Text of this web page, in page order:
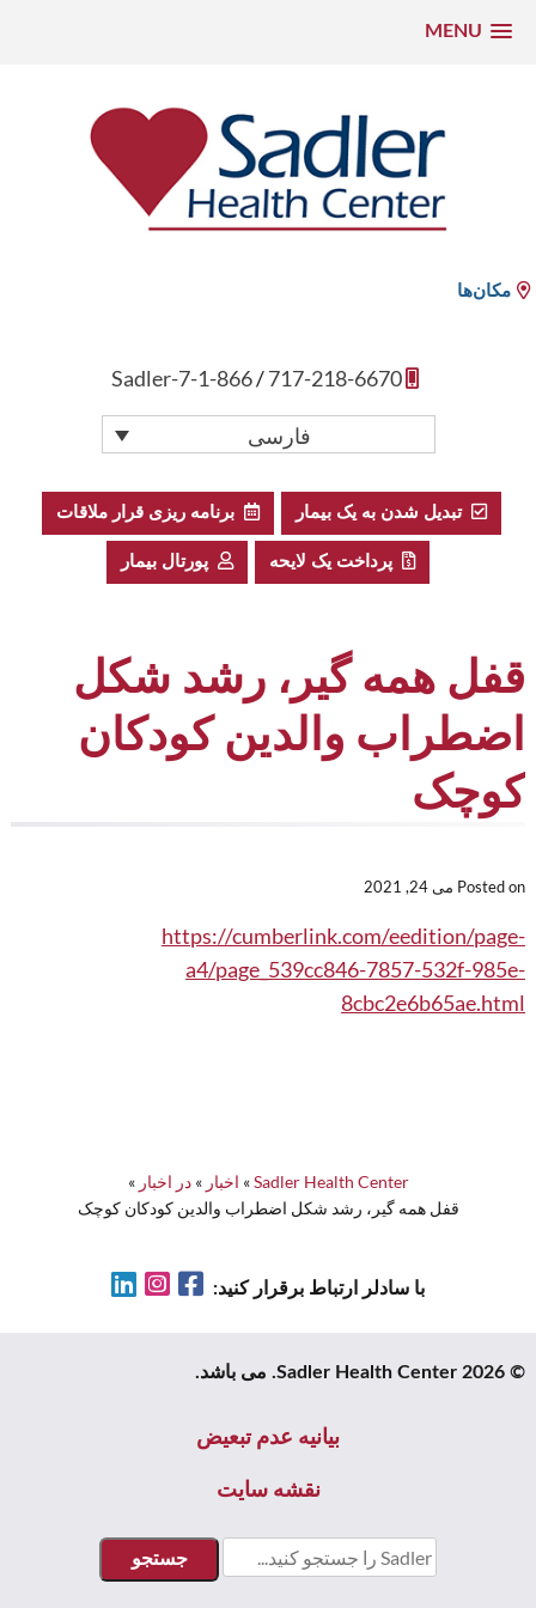
MENU
مکان‌ها
717-218-6670
/
1-866-Sadler-7
فارسی
تبدیل شدن به یک بیمار برنامه ریزی قرار ملاقات
پرداخت یک لایحه پورتال بیمار
قفل همه گیر، رشد شکل
اضطراب والدین کودکان
کوچک
Posted on می 24, 2021
https://cumberlink.com/eedition/page-
a4/page_539cc846-7857-532f-985e-
8cbc2e6b65ae.html
Sadler Health Center
» اخبار »در اخبار »
قفل همه گیر، رشد شکل اضطراب والدین کودکان کوچک
با سادلر ارتباط برقرار کنید: Facebook
Instagram
© 2026 Sadler Health Center. می باشد.
بیانیه عدم تبعیض
نقشه سایت
جستجو
برای: